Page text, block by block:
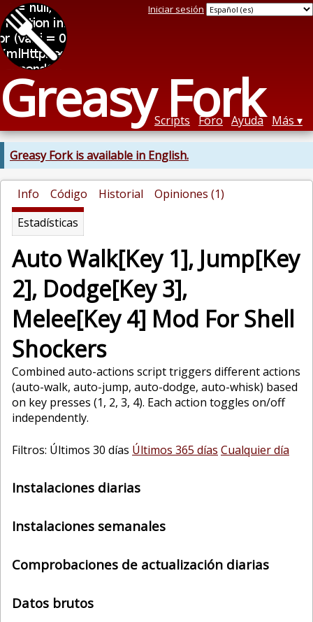
Greasy Fork
Iniciar sesión
Scripts Foro Ayuda Más
Greasy Fork is available in English.
Info Código Historial
Opiniones (1)
Estadísticas
Auto Walk[Key 1], Jump[Key
2], Dodge[Key 3],
Melee[Key 4] Mod For Shell
Shockers
Combined auto-actions script triggers different actions
(auto-walk, auto-jump, auto-dodge, auto-whisk) based
on key presses (1, 2, 3, 4). Each action toggles on/off
independently.
Filtros: Últimos 30 días Últimos 365 días Cualquier día
Instalaciones diarias
Instalaciones semanales
Comprobaciones de actualización diarias
Datos brutos